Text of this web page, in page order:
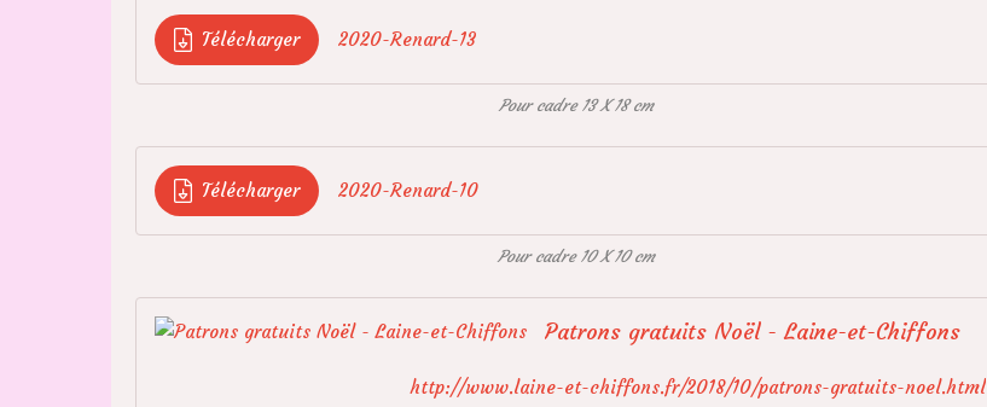
Télécharger 2020-Renard-13
Pour cadre 13 X 18 cm
Télécharger 2020-Renard-10
Pour cadre 10 X 10 cm
Patrons gratuits Noël - Laine-et-Chiffons
http://www.laine-et-chiffons.fr/2018/10/patrons-gratuits-noel.html